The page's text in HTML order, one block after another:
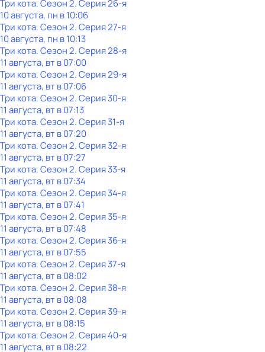
Три кота. Сезон 2. Серия 26-я
10 августа, пн в 10:06
Три кота. Сезон 2. Серия 27-я
10 августа, пн в 10:13
Три кота. Сезон 2. Серия 28-я
11 августа, вт в 07:00
Три кота. Сезон 2. Серия 29-я
11 августа, вт в 07:06
Три кота. Сезон 2. Серия 30-я
11 августа, вт в 07:13
Три кота. Сезон 2. Серия 31-я
11 августа, вт в 07:20
Три кота. Сезон 2. Серия 32-я
11 августа, вт в 07:27
Три кота. Сезон 2. Серия 33-я
11 августа, вт в 07:34
Три кота. Сезон 2. Серия 34-я
11 августа, вт в 07:41
Три кота. Сезон 2. Серия 35-я
11 августа, вт в 07:48
Три кота. Сезон 2. Серия 36-я
11 августа, вт в 07:55
Три кота. Сезон 2. Серия 37-я
11 августа, вт в 08:02
Три кота. Сезон 2. Серия 38-я
11 августа, вт в 08:08
Три кота. Сезон 2. Серия 39-я
11 августа, вт в 08:15
Три кота. Сезон 2. Серия 40-я
11 августа, вт в 08:22